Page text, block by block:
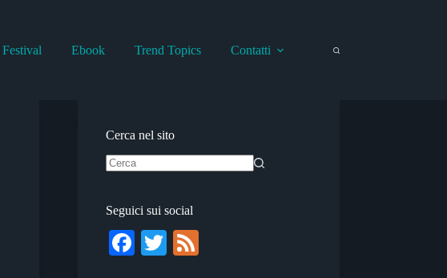
Festival Ebook Trend Topics Contatti
Cerca nel sito
Seguici sui social
Fa T